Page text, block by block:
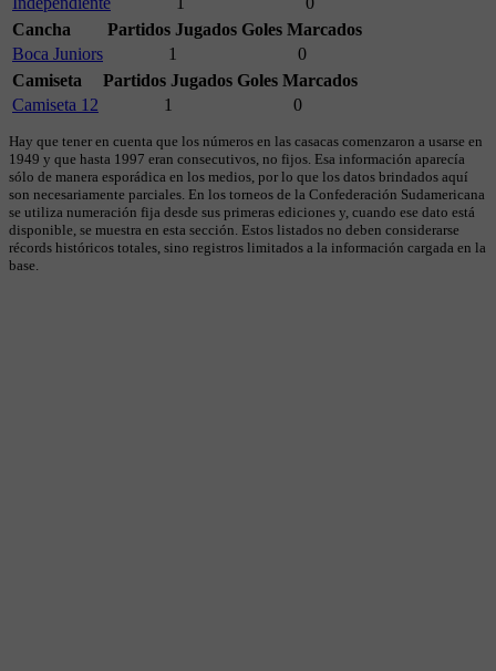
Cancha
Partidos Jugados Goles Marcados
Boca Juniors
1
0
Camiseta
Partidos Jugados Goles Marcados
Camiseta 12
1 0
Hay que tener en cuenta que los números en las casacas comenzaron a usarse en
1949 y que hasta 1997 eran consecutivos, no fijos. Esa información aparecía
sólo de manera esporádica en los medios, por lo que los datos brindados aquí
son necesariamente parciales. En los torneos de la Confederación Sudamericana
se utiliza numeración fija desde sus primeras ediciones y, cuando ese dato está
disponible, se muestra en esta sección. Estos listados no deben considerarse
récords históricos totales, sino registros limitados a la información cargada en la
base.